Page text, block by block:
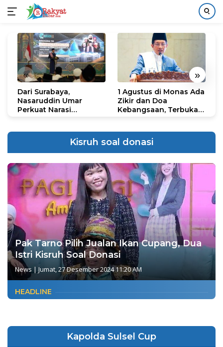
konten
« »
Dari Surabaya,
Nasaruddin Umar
Perkuat Narasi
1 Agustus di Monas Ada
Zikir dan Doa
Kebangsaan, Terbuka
Kisruh soal donasi
Pak Tarno Pilih Jualan Ikan Cupang, Dua
Istri Kisruh Soal Donasi
News| Jumat, 27 Desember 2024 11:20 AM
HEADLINE
Kapolda Sulsel Cup